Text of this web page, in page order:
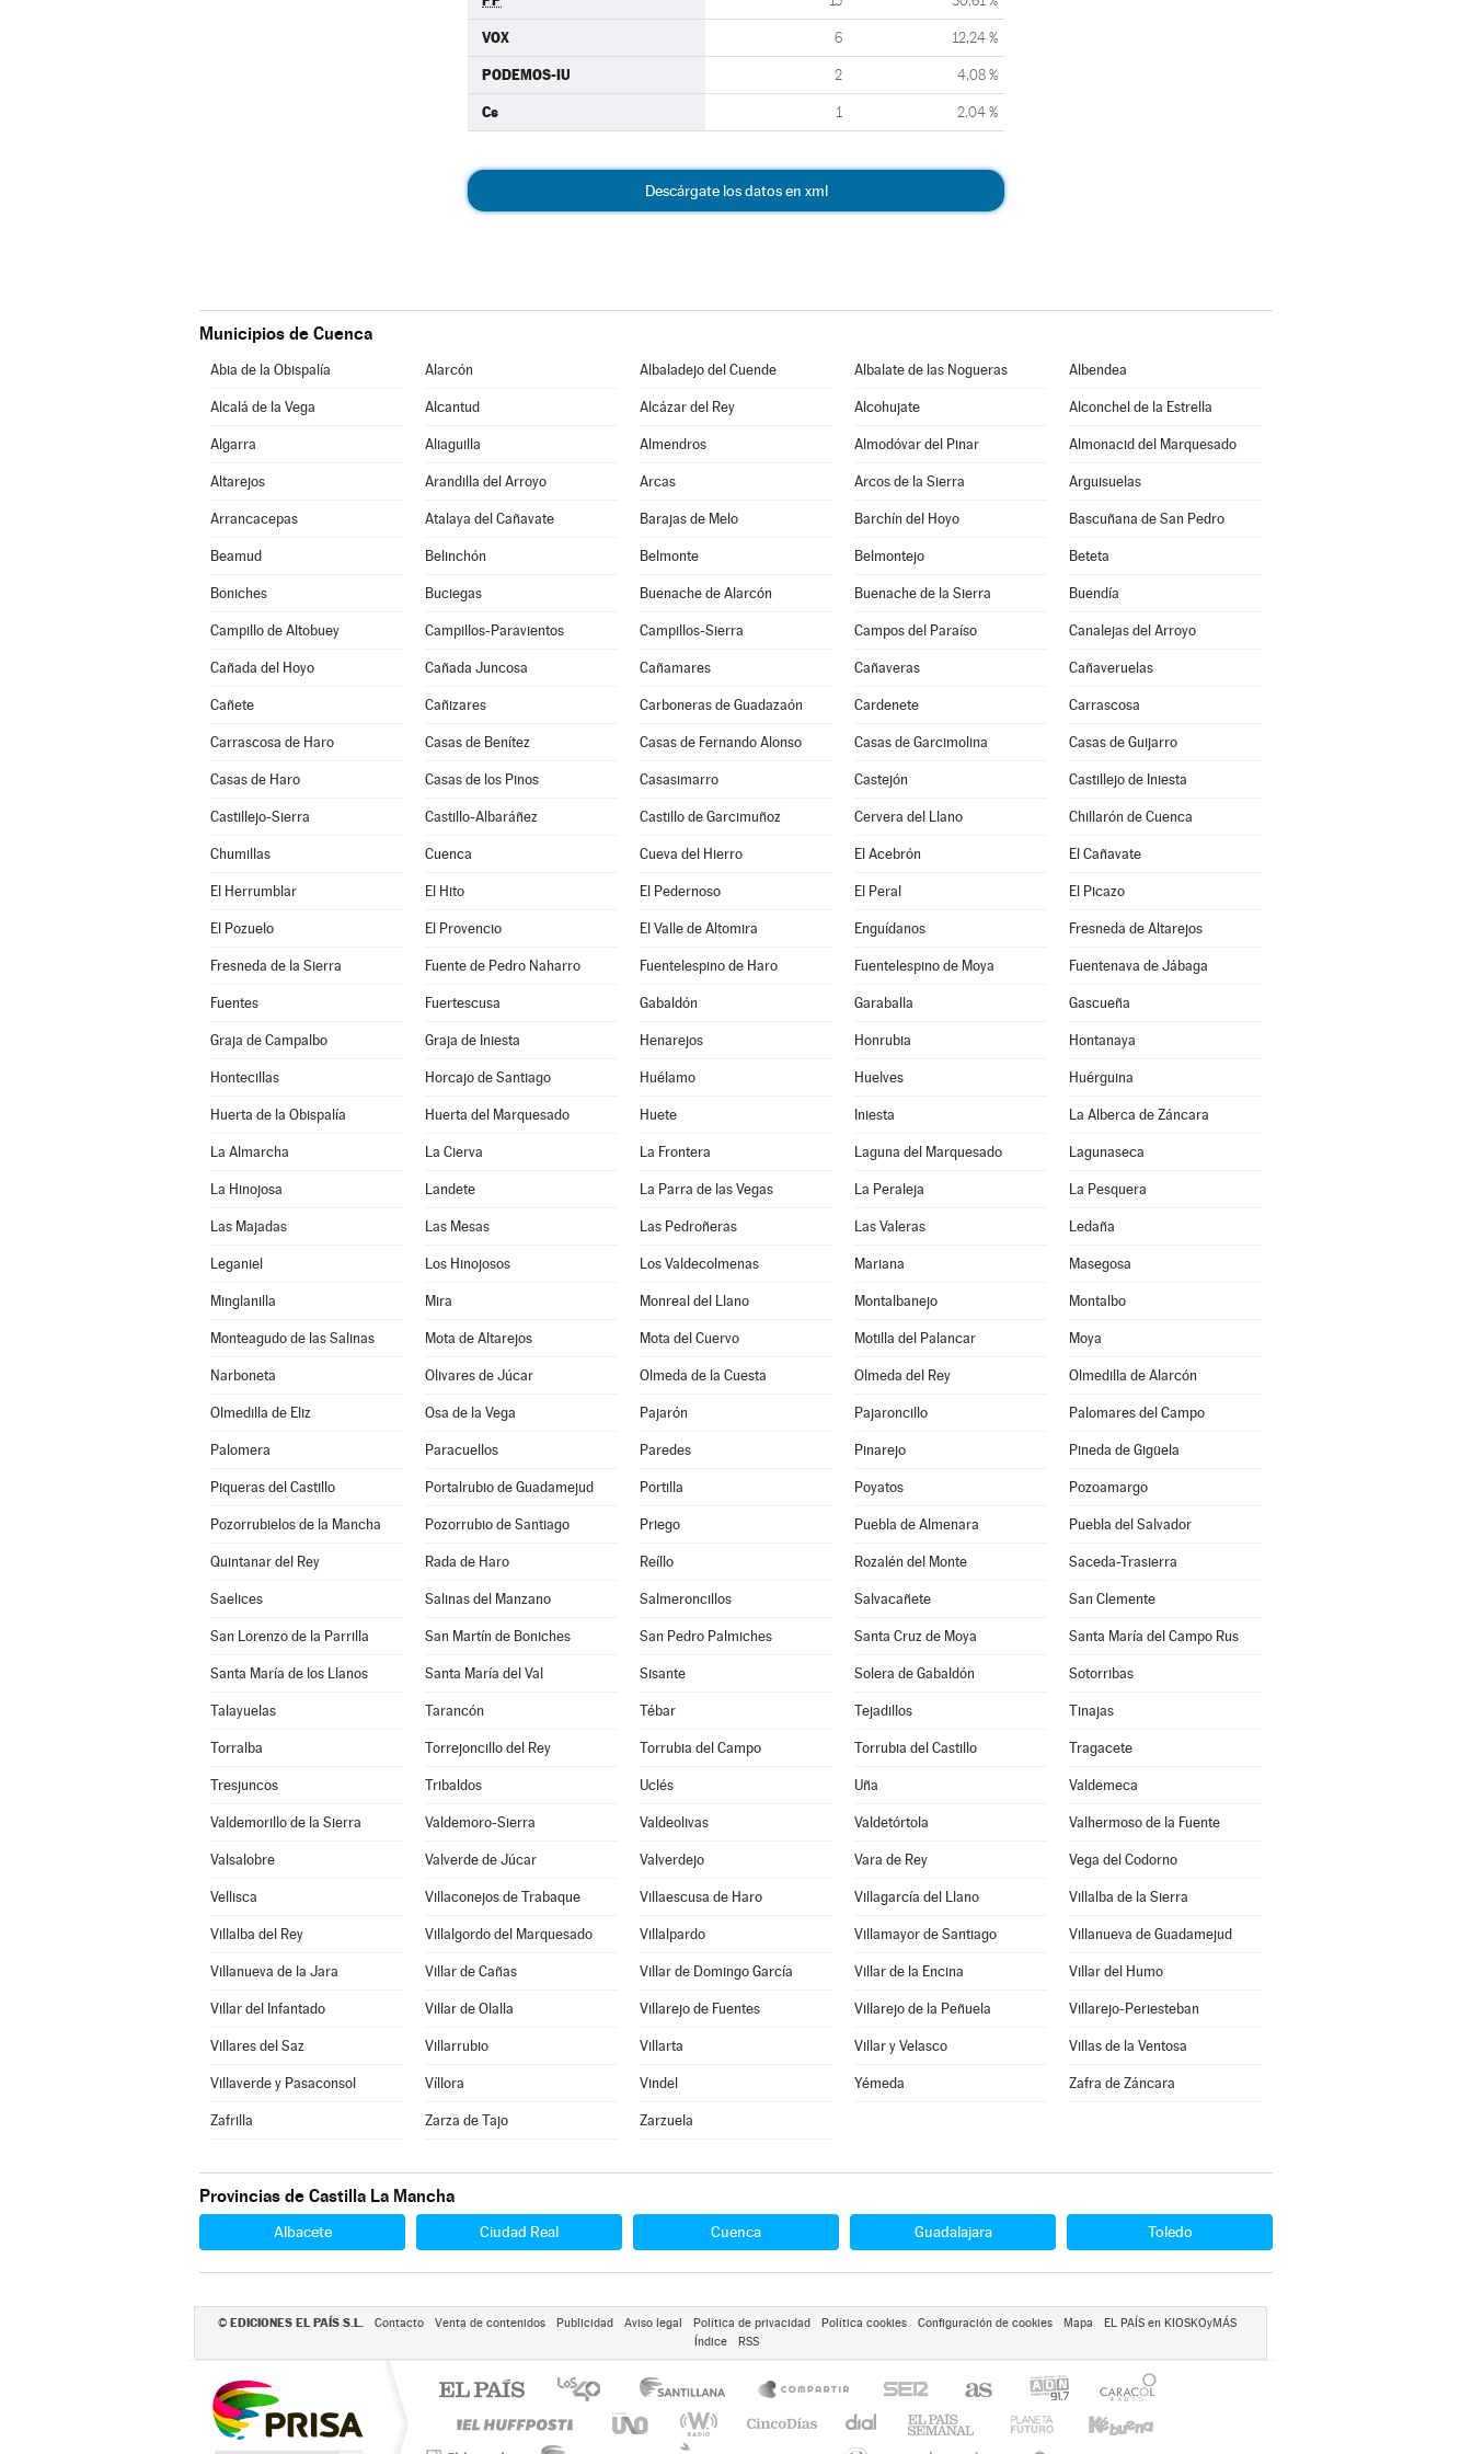
VOX 6 12,24 %
PODEMOS-IU 2 4,08 %
Cs 1 2,04 %
Descárgate los datos en xml
Municipios de Cuenca
Abia de la Obispalía Alarcón Albaladejo del Cuende Albalate de las Nogueras Albendea
Alcalá de la Vega Alcantud Alcázar del Rey Alcohujate Alconchel de la Estrella
Algarra Aliaguilla Almendros Almodóvar del Pinar Almonacid del Marquesado
Altarejos Arandilla del Arroyo Arcas Arcos de la Sierra Arguisuelas
Arrancacepas Atalaya del Cañavate Barajas de Melo Barchín del Hoyo Bascuñana de San Pedro
Beamud Belinchón Belmonte Belmontejo Beteta
Boniches Buciegas Buenache de Alarcón Buenache de la Sierra Buendía
Campillo de Altobuey Campillos-Paravientos Campillos-Sierra Campos del Paraíso Canalejas del Arroyo
Cañada del Hoyo Cañada Juncosa Cañamares Cañaveras Cañaveruelas
Cañete Cañizares Carboneras de Guadazaón Cardenete Carrascosa
Carrascosa de Haro Casas de Benítez Casas de Fernando Alonso Casas de Garcimolina Casas de Guijarro
Casas de Haro Casas de los Pinos Casasimarro Castejón Castillejo de Iniesta
Castillejo-Sierra Castillo-Albaráñez Castillo de Garcimuñoz Cervera del Llano Chillarón de Cuenca
Chumillas Cuenca Cueva del Hierro El Acebrón El Cañavate
El Herrumblar El Hito El Pedernoso El Peral El Picazo
El Pozuelo El Provencio El Valle de Altomira Enguídanos Fresneda de Altarejos
Fresneda de la Sierra Fuente de Pedro Naharro Fuentelespino de Haro Fuentelespino de Moya Fuentenava de Jábaga
Fuentes Fuertescusa Gabaldón Garaballa Gascueña
Graja de Campalbo Graja de Iniesta Henarejos Honrubia Hontanaya
Hontecillas Horcajo de Santiago Huélamo Huelves Huérguina
Huerta de la Obispalía Huerta del Marquesado Huete Iniesta La Alberca de Záncara
La Almarcha La Cierva La Frontera Laguna del Marquesado Lagunaseca
La Hinojosa Landete La Parra de las Vegas La Peraleja La Pesquera
Las Majadas Las Mesas Las Pedroñeras Las Valeras Ledaña
Leganiel Los Hinojosos Los Valdecolmenas Mariana Masegosa
Minglanilla Mira Monreal del Llano Montalbanejo Montalbo
Monteagudo de las Salinas Mota de Altarejos Mota del Cuervo Motilla del Palancar Moya
Narboneta Olivares de Júcar Olmeda de la Cuesta Olmeda del Rey Olmedilla de Alarcón
Olmedilla de Eliz Osa de la Vega Pajarón Pajaroncillo Palomares del Campo
Palomera Paracuellos Paredes Pinarejo Pineda de Gigüela
Piqueras del Castillo Portalrubio de Guadamejud Portilla Poyatos Pozoamargo
Pozorrubielos de la Mancha Pozorrubio de Santiago Priego Puebla de Almenara Puebla del Salvador
Quintanar del Rey Rada de Haro Reíllo Rozalén del Monte Saceda-Trasierra
Saelices Salinas del Manzano Salmeroncillos Salvacañete San Clemente
San Lorenzo de la Parrilla San Martín de Boniches San Pedro Palmiches Santa Cruz de Moya Santa María del Campo Rus
Santa María de los Llanos Santa María del Val Sisante Solera de Gabaldón Sotorribas
Talayuelas Tarancón Tébar Tejadillos Tinajas
Torralba Torrejoncillo del Rey Torrubia del Campo Torrubia del Castillo Tragacete
Tresjuncos Tribaldos Uclés Uña Valdemeca
Valdemorillo de la Sierra Valdemoro-Sierra Valdeolivas Valdetórtola Valhermoso de la Fuente
Valsalobre Valverde de Júcar Valverdejo Vara de Rey Vega del Codorno
Vellisca Villaconejos de Trabaque Villaescusa de Haro Villagarcía del Llano Villalba de la Sierra
Villalba del Rey Villalgordo del Marquesado Villalpardo Villamayor de Santiago Villanueva de Guadamejud
Villanueva de la Jara Villar de Cañas Villar de Domingo García Villar de la Encina Villar del Humo
Villar del Infantado Villar de Olalla Villarejo de Fuentes Villarejo de la Peñuela Villarejo-Periesteban
Villares del Saz Villarrubio Villarta Villar y Velasco Villas de la Ventosa
Villaverde y Pasaconsol Víllora Vindel Yémeda Zafra de Záncara
Zafrilla Zarza de Tajo Zarzuela
Provincias de Castilla La Mancha
Albacete Ciudad Real Cuenca Guadalajara Toledo
© EDICIONES EL PAÍS S.L. Contacto Venta de contenidos Publicidad Aviso legal Política de privacidad Política cookies Configuración de cookies Mapa
EL PAÍS en KIOSKOyMÁS
Índice
RSS